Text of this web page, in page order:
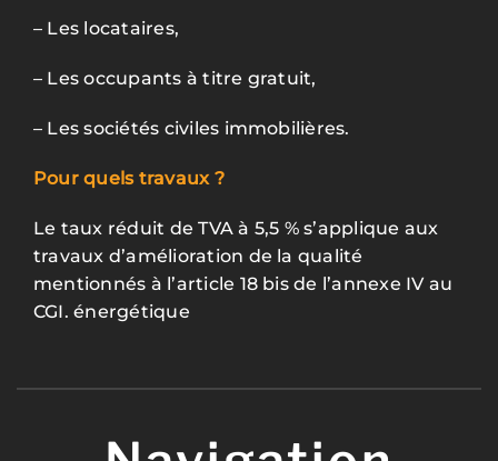
– Les locataires,
– Les occupants à titre gratuit,
– Les sociétés civiles immobilières.
Pour quels travaux ?
Le taux réduit de TVA à 5,5 % s’applique aux
travaux d’amélioration de la qualité
mentionnés à l’article 18 bis de l’annexe IV au
CGI. énergétique